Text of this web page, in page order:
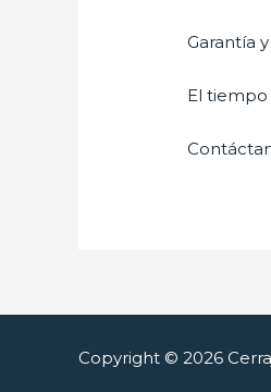
Garantía
El tiempo
Copyright © 2026